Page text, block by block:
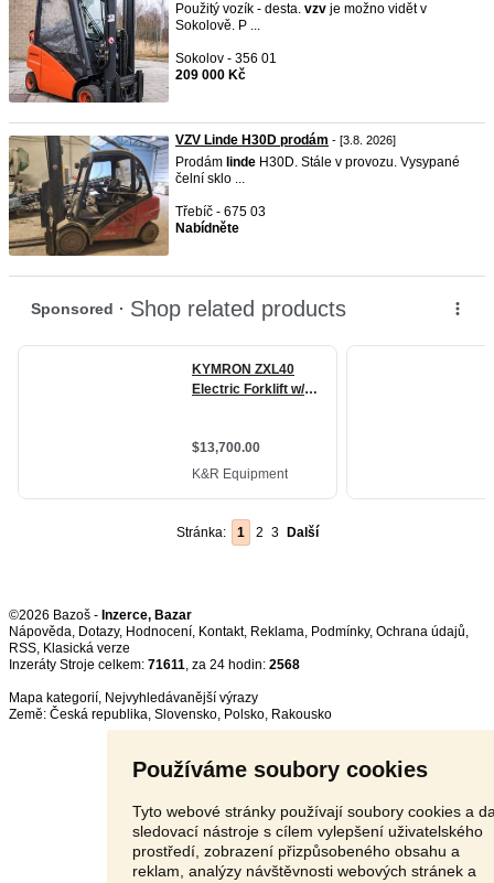
Používáme soubory cookies
Tyto webové stránky používají soubory cookies a
sledovací nástroje s cílem vylepšení uživatelského
prostředí, zobrazení přizpůsobeného obsahu a
reklam, analýzy návštěvnosti webových stránek a
Použitý vozík - desta. vzv je možno vidět v
Sokolově. P ...
Sokolov - 356 01
209 000 Kč
VZV Linde H30D prodám - [3.8. 2026]
Prodám linde H30D. Stále v provozu. Vysypané
čelní sklo ...
Třebíč - 675 03
Nabídněte
Stránka: 1 2 3 Další
©2026 Bazoš - Inzerce, Bazar
Nápověda, Dotazy, Hodnocení, Kontakt, Reklama, Podmínky, Ochrana údajů,
RSS,
Inzeráty Stroje celkem: 71611, za 24 hodin: 2568
Mapa kategorií, Nejvyhledávanější výrazy
Země: Česká republika, Slovensko, Polsko, Rakousko